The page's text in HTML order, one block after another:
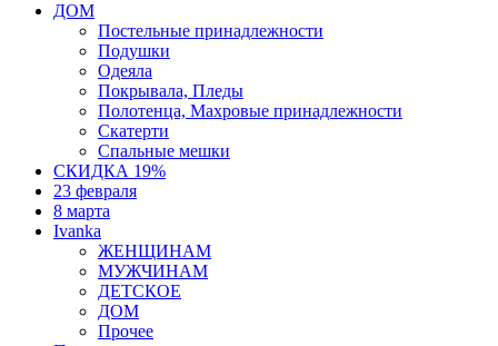
ДОМ
Постельные принадлежности
Подушки
Одеяла
Покрывала, Пледы
Полотенца, Махровые принадлежности
Скатерти
Спальные мешки
СКИДКА 19%
23 февраля
8 марта
Ivanka
ЖЕНЩИНАМ
МУЖЧИНАМ
ДЕТСКОЕ
ДОМ
Прочее